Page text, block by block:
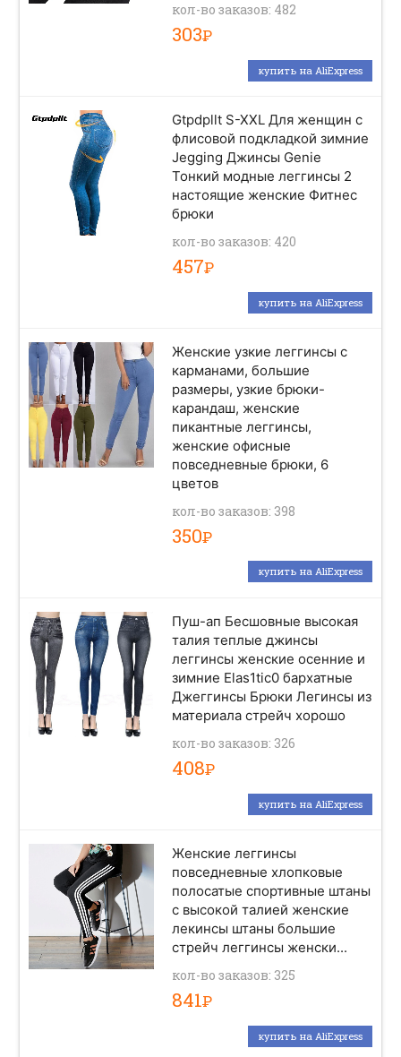
кол-во заказов: 482
303Р
купить на AliExpress
Gtpdpllt S-XXL Для женщин с
флисовой подкладкой зимние
Jegging Джинсы Genie
Тонкий модные леггинсы 2
настоящие женские Фитнес
брюки
кол-во заказов: 420
457Р
купить на AliExpress
Женские узкие леггинсы с
карманами, большие
размеры, узкие брюки-
карандаш, женские
пикантные леггинсы,
женские офисные
повседневные брюки, 6
цветов
кол-во заказов: 398
350Р
купить на AliExpress
Пуш-ап Бесшовные высокая
талия теплые джинсы
леггинсы женские осенние и
зимние Elas1tic0 бархатные
Джеггинсы Брюки Легинсы из
материала стрейч хорошо
кол-во заказов: 326
408Р
купить на AliExpress
Женские леггинсы
повседневные хлопковые
полосатые спортивные штаны
с высокой талией женские
лекинсы штаны большие
стрейч леггинсы женски...
кол-во заказов: 325
841Р
купить на AliExpress